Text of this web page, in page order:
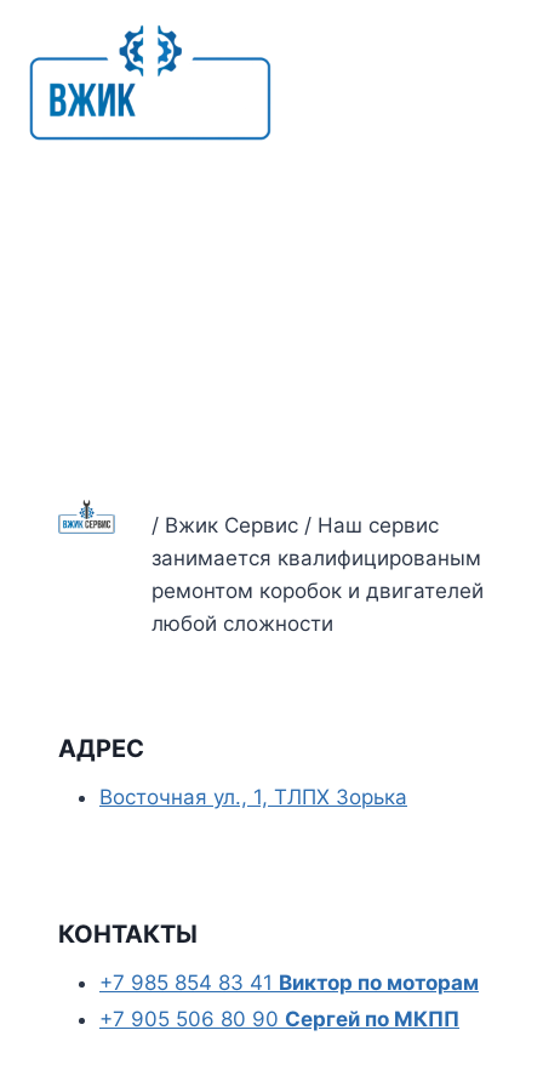
content
/ Вжик Сервис / Наш сервис
занимается квалифицированым
ремонтом коробок и двигателей
любой сложности
АДРЕС
Восточная ул., 1, ТЛПХ Зорька
КОНТАКТЫ
+7 985 854 83 41 Виктор по моторам
+7 905 506 80 90 Сергей по МКПП